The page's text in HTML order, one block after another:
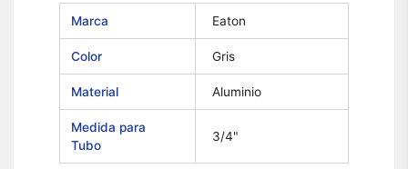
Marca Eaton
Color Gris
Material Aluminio
Medida para
Tubo
3/4"